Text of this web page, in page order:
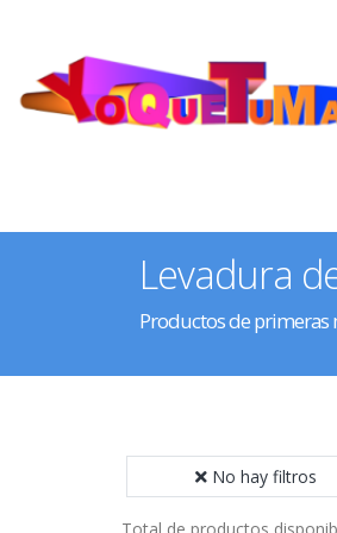
Levadura
Productos de primeras
No hay filtros